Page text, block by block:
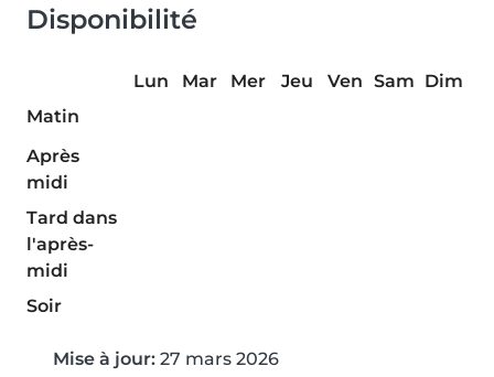
Disponibilité
Lun Mar Mer Jeu Ven Sam Dim
Matin
Après
midi
Tard dans
l'après-
midi
Soir
Mise à jour: 27 mars 2026